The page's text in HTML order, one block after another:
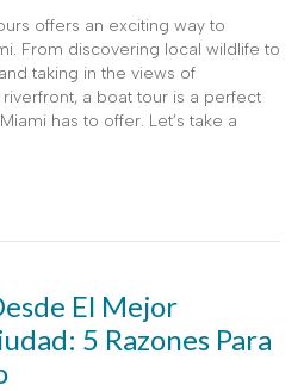
offers an exciting way to
From discovering local wildlife to
taking in the views of
a boat tour is a perfect
has to offer. Let’s take a
El Mejor
5 Razones Para